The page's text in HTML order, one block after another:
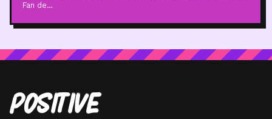
Fan de…
POSITIVE